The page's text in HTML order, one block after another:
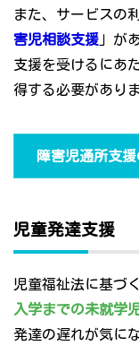
また、サービスの
害児相談支援 」が
支援を受けるにあ
得する必要がありま
障害児通所支
児童発達支援
児童福祉法に基づ
入学までの未就学
発達の遅れが気に